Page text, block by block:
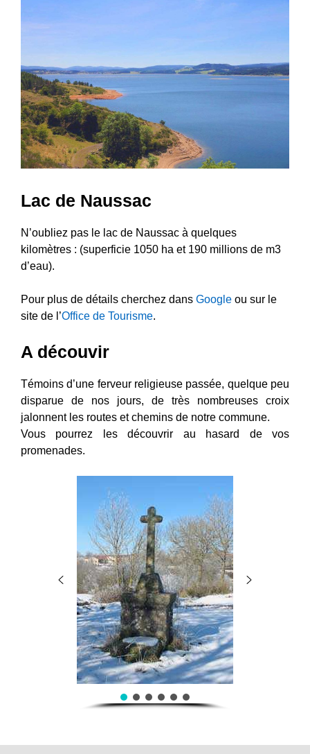
Lac de Naussac
N’oubliez pas le lac de Naussac à quelques
kilomètres : (superficie 1050 ha et 190 millions de m3
d’eau).
Pour plus de détails cherchez dans Google ou sur le
site de l’Office de Tourisme.
A découvir
Témoins d’une ferveur religieuse passée, quelque peu
disparue de nos jours, de très nombreuses croix
jalonnent les routes et chemins de notre commune.
Vous pourrez les découvrir au hasard de vos
promenades.